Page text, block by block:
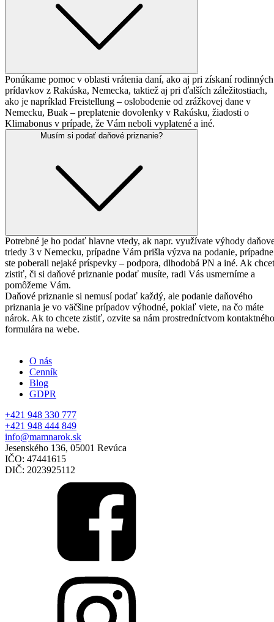
Ponúkame pomoc v oblasti vrátenia daní, ako aj pri získaní rodinných
prídavkov z Rakúska, Nemecka, taktiež aj pri ďalších záležitostiach,
ako je napríklad Freistellung – oslobodenie od zrážkovej dane v
Nemecku, Buak – preplatenie dovolenky v Rakúsku, žiadosti o
Klimabonus v prípade, že Vám neboli vyplatené a iné.
Musím si podať daňové priznanie?
Potrebné je ho podať hlavne vtedy, ak napr. využívate výhody
triedy 3 v Nemecku, prípadne Vám prišla výzva na podanie, prípadne
ste poberali nejaké príspevky – podpora, dlhodobá PN a iné. Ak
zistiť, či si daňové priznanie podať musíte, radi Vás usmerníme a
pomôžeme Vám.
Daňové priznanie si nemusí podať každý, ale podanie daňového
priznania je vo väčšine prípadov výhodné, pokiaľ viete, na čo máte
nárok. Ak to chcete zistiť, ozvite sa nám prostredníctvom kontaktného
formulára na webe.
O nás
Cenník
Blog
GDPR
+421 948 330 777
+421 948 444 849
info@mamnarok.sk
Jesenského 136, 05001 Revúca
IČO: 47441615
DIČ: 2023925112